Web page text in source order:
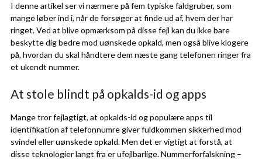
I denne artikel ser vi nærmere på fem typiske faldgruber, som
mange løber ind i, når de forsøger at finde ud af, hvem der har
ringet. Ved at blive opmærksom på disse fejl kan du ikke bare
beskytte dig bedre mod uønskede opkald, men også blive klogere
på, hvordan du skal håndtere dem næste gang telefonen ringer fra
et ukendt nummer.
At stole blindt på opkalds-id og apps
Mange tror fejlagtigt, at opkalds-id og populære apps til
identifikation af telefonnumre giver fuldkommen sikkerhed mod
svindel eller uønskede opkald. Men det er vigtigt at forstå, at
disse teknologier langt fra er ufejlbarlige. Nummerforfalskning –